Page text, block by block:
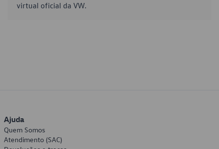
virtual oficial da VW.
Ajuda
Quem Somos
Atendimento (SAC)